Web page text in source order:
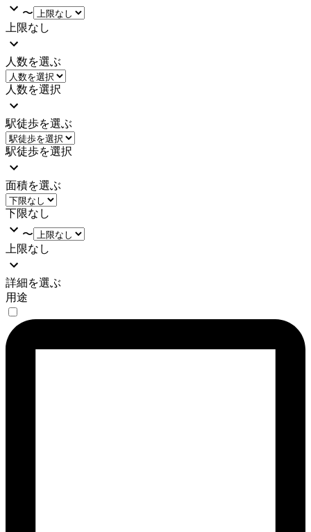
〜
上限なし
人数を選ぶ
人数を選択
駅徒歩を選ぶ
駅徒歩を選択
面積を選ぶ
下限なし
〜
上限なし
詳細を選ぶ
用途